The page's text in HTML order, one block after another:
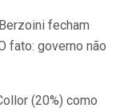
fecham
fato: governo não
(20%) como